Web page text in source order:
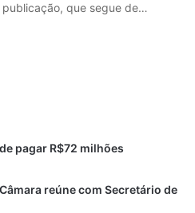
que segue de…
pagar R$72 milhões
reúne com Secretário de